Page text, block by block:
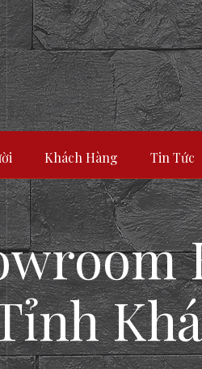
Khách Hàng Tin Tức